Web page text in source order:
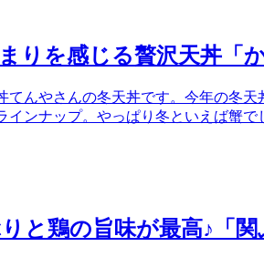
りを感じる贅沢天丼「
てんやさんの冬天丼です。今年の冬
ンナップ。やっぱり冬といえば蟹で
と鶏の旨味が最高♪「関